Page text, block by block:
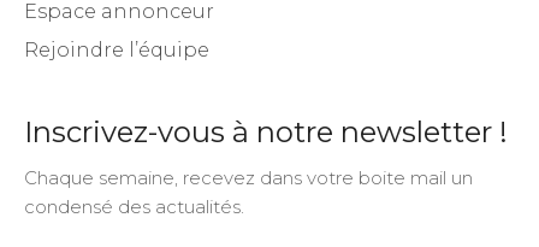
Espace annonceur
Rejoindre l’équipe
Inscrivez-vous à notre newsletter !
Chaque semaine, recevez dans votre boite mail un
condensé des actualités.